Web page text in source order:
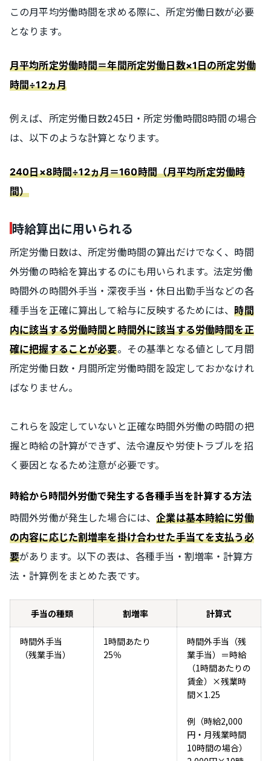
この月平均労働時間を求める際に、所定労働日数が必要
となります。
月平均所定労働時間＝年間所定労働日数×1日の所定労働
時間÷12ヵ月
例えば、所定労働日数245日・所定労働時間8時間の場合
は、以下のような計算となります。
240日×8時間÷12ヵ月＝160時間（月平均所定労働時
間）
時給算出に用いられる
所定労働日数は、所定労働時間の算出だけでなく、時間
外労働の時給を算出するのにも用いられます。法定労働
時間外の時間外手当・深夜手当・休日出勤手当などの各
種手当を正確に算出して給与に反映するためには、時間
内に該当する労働時間と時間外に該当する労働時間を正
確に把握することが必要。その基準となる値として月間
所定労働日数・月間所定労働時間を設定しておかなけれ
ばなりません。
これらを設定していないと正確な時間外労働の時間の把
握と時給の計算ができず、法令違反や労使トラブルを招
く要因となるため注意が必要です。
時給から時間外労働で発生する各種手当を計算する方法
時間外労働が発生した場合には、企業は基本時給に労働
の内容に応じた割増率を掛け合わせた手当てを支払う必
要があります。以下の表は、各種手当・割増率・計算方
法・計算例をまとめた表です。
手当の種類 割増率 計算式
時間外手当
（残業手当）
1時間あたり
25％
時間外手当（残
業手当）＝時給
（1時間あたりの
賃金）×残業時
間×1.25
例（時給2,000
円・月残業時間
10時間の場合）